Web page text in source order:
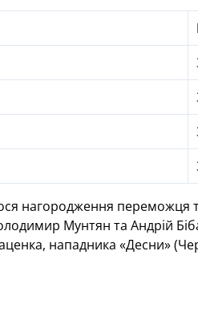
нагородження переможця
Мунтян та Андрій
нападника «Десни»